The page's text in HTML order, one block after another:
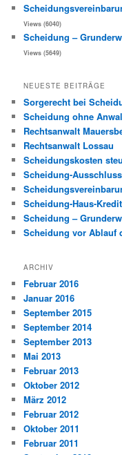
Views (6040)
Scheidung –
Views (5649)
NEUESTE BEITRÄGE
Sorgerecht bei
Scheidung ohne
Rechtsanwalt
Rechtsanwalt Lossau
Scheidungskosten
Scheidung-
Scheidung-Haus-Kredit
Scheidung –
Scheidung vor Ablauf
ARCHIV
Februar 2016
Januar 2016
September 2015
September 2014
September 2013
Mai 2013
Februar 2013
Oktober 2012
März 2012
Februar 2012
Oktober 2011
Februar 2011